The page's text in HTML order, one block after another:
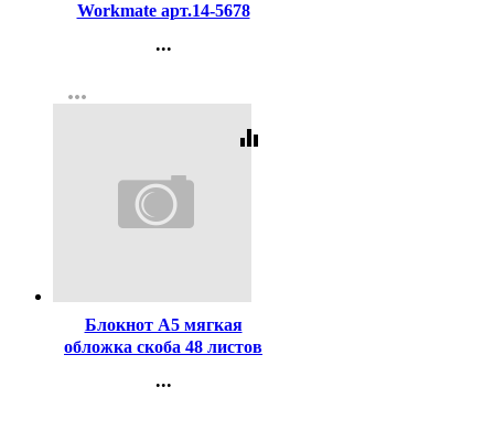
Workmate арт.14-5678
...
Регистрация
more_horiz
equalizer
Блокнот А5 мягкая
обложка скоба 48 листов
клетка арт.48Б5В1_31346
...